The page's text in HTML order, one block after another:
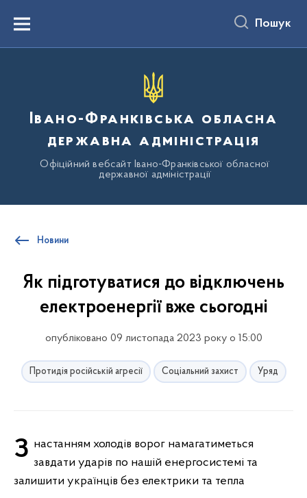
вмістуMenu Пошук
Івано-Франківська обласна
державна адміністрація
Офіційний вебсайт Івано-Франківської обласної
державної адміністрації
Новини
Як підготуватися до відключень
електроенергії вже сьогодні
опубліковано 09 листопада 2023 року о 15:00
Протидія російській агресії Соціальний захист Уряд
З настанням холодів ворог намагатиметься завдати ударів по нашій енергосистемі та
залишити українців без електрики та тепла